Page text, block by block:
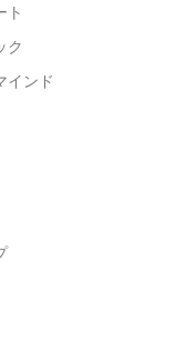
ト
ク
インド